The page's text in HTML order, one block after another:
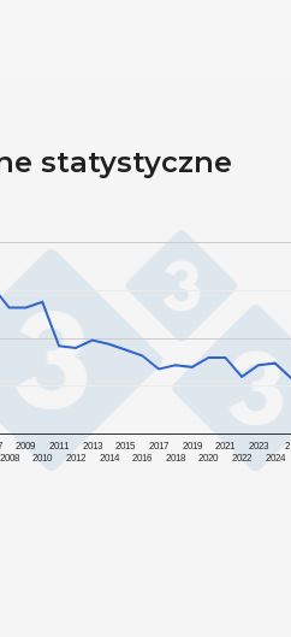
statystyczne
2008
2009
2010
2011
2012
2013
2014
2015
2016
2017
2018
2019
2020
2021
2022
2023
2024